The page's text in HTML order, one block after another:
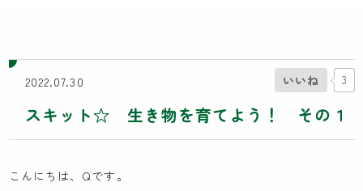
ケンパのNPO活動
Lunch Trip
木とのふれあい
イスラエル研修記
2022.07.30
スキット☆ 生き物を育てよう！ その１
いいね 3
こんにちは、Qです。